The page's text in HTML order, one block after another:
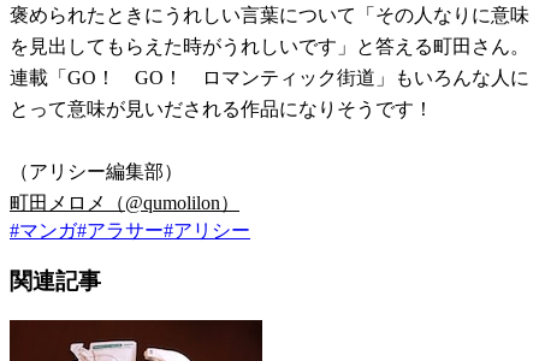
褒められたときにうれしい言葉について「その人なりに意味
を見出してもらえた時がうれしいです」と答える町田さん。
連載「GO！ GO！ ロマンティック街道」もいろんな人に
とって意味が見いだされる作品になりそうです！
（アリシー編集部）
町田メロメ（@qumolilon）
#マンガ#アラサー#アリシー
関連記事